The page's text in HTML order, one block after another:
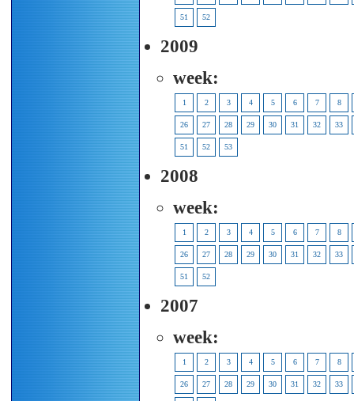
51 52
2009
week:
1 2 3 4 5 6 7 8
26 27 28 29 30 31 32 33
51 52 53
2008
week:
1 2 3 4 5 6 7 8
26 27 28 29 30 31 32 33
51 52
2007
week:
1 2 3 4 5 6 7 8
26 27 28 29 30 31 32 33